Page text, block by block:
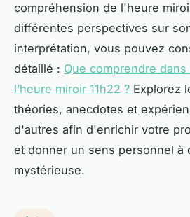
compréhension de l'heure
différentes perspectives sur
interprétation, vous pouvez
détaillé : Que comprendre
l’heure miroir 11h22 ? Explorez
théories, anecdotes et
d'autres afin d'enrichir votre
et donner un sens personnel à
mystérieuse.